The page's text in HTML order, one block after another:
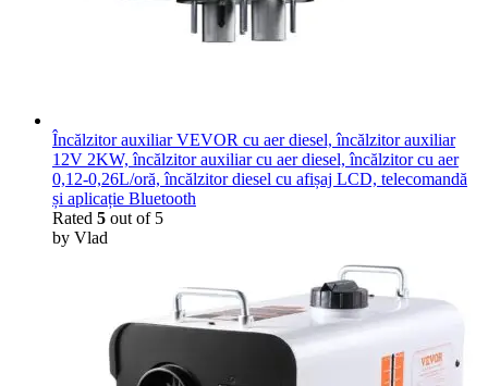
Încălzitor auxiliar VEVOR cu aer diesel, încălzitor auxiliar
12V 2KW, încălzitor auxiliar cu aer diesel, încălzitor cu aer
0,12-0,26L/oră, încălzitor diesel cu afișaj LCD, telecomandă
și aplicație Bluetooth
Rated 5 out of 5
by Vlad